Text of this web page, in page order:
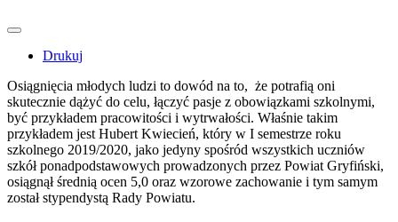
Drukuj
Osiągnięcia młodych ludzi to dowód na to, że potrafią oni
skutecznie dążyć do celu, łączyć pasje z obowiązkami szkolnymi,
być przykładem pracowitości i wytrwałości. Właśnie takim
przykładem jest Hubert Kwiecień, który w I semestrze roku
szkolnego 2019/2020, jako jedyny spośród wszystkich uczniów
szkół ponadpodstawowych prowadzonych przez Powiat Gryfiński,
osiągnął średnią ocen 5,0 oraz wzorowe zachowanie i tym samym
został stypendystą Rady Powiatu.